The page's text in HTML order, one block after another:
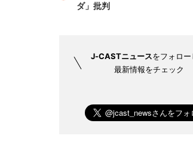
ダ」批判
J-CASTニュースをフォロー
最新情報をチェック